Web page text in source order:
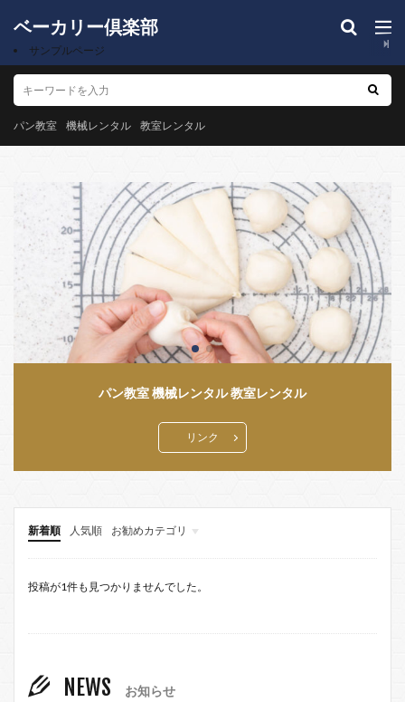
ベーカリー倶楽部
サンプルページ
パン教室 機械レンタル 教室レンタル
パン教室 機械レンタル 教室レンタル
リンク
新着順 人気順 お勧めカテゴリ
投稿が1件も見つかりませんでした。
NEWS お知らせ